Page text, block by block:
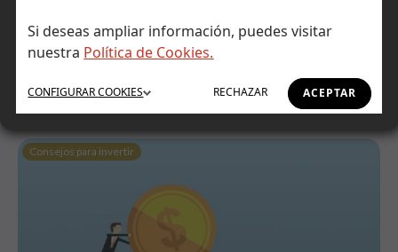
Si deseas ampliar información, puedes visitar
nuestra Política de Cookies.
ACEPTAR
RECHAZAR
CONFIGURARCOOKIES
dólar
Consejos para invertir